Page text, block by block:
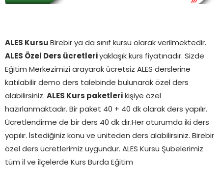
ALES Kursu Birebir ya da sınıf kursu olarak verilmektedir.
ALES Özel Ders ücretleri yaklaşık kurs fiyatınadır. Sizde
Eğitim Merkezimizi arayarak ücretsiz ALES derslerine
katılabilir demo ders talebinde bulunarak özel ders
alabilirsiniz. ALES Kurs paketleri kişiye özel
hazırlanmaktadır. Bir paket 40 + 40 dk olarak ders yapılır.
Ücretlendirme de bir ders 40 dk dır.Her oturumda iki ders
yapılır. İstediğiniz konu ve üniteden ders alabilirsiniz. Birebir
özel ders ücretlerimiz uygundur. ALES Kursu Şubelerimiz
tüm il ve ilçelerde Kurs Burda Eğitim